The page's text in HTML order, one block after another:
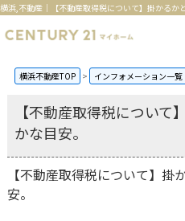
横浜不動産TOP インフォメーション一覧
【不動産取得税について
かな目安。
【不動産取得税について】掛
安。